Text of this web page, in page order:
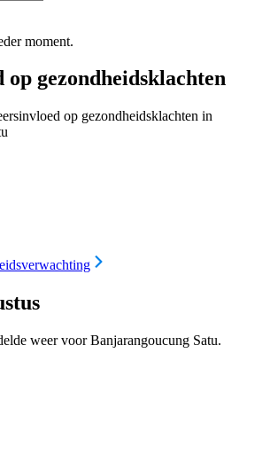
moment.
op gezondheidsklachten
op gezondheidsklachten in
weer voor Banjarangoucung Satu.